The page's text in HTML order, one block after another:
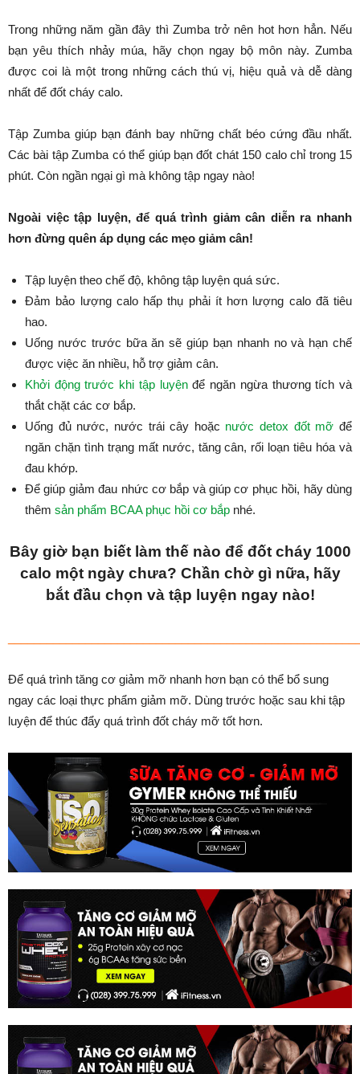
Trong những năm gần đây thì Zumba trở nên hot hơn hẳn. Nếu
bạn yêu thích nhảy múa, hãy chọn ngay bộ môn này. Zumba
được coi là một trong những cách thú vị, hiệu quả và dễ dàng
nhất để đốt cháy calo.
Tập Zumba giúp bạn đánh bay những chất béo cứng đầu nhất.
Các bài tập Zumba có thể giúp bạn đốt chát 150 calo chỉ trong 15
phút. Còn ngần ngại gì mà không tập ngay nào!
Ngoài việc tập luyện, để quá trình giảm cân diễn ra nhanh
hơn đừng quên áp dụng các mẹo giảm cân!
Tập luyện theo chế độ, không tập luyện quá sức.
Đảm bảo lượng calo hấp thụ phải ít hơn lượng calo đã tiêu
hao.
Uống nước trước bữa ăn sẽ giúp bạn nhanh no và hạn chế
được việc ăn nhiều, hỗ trợ giảm cân.
Khởi động trước khi tập luyệnđể ngăn ngừa thương tích và
thắt chặt các cơ bắp.
Uống đủ nước, nước trái cây hoặc nước detox đốt mỡ để
ngăn chặn tình trạng mất nước, tăng cân, rối loạn tiêu hóa và
đau khớp.
Để giúp giảm đau nhức cơ bắp và giúp cơ phục hồi, hãy dùng
thêm sản phẩm BCAA phục hồi cơ bắp nhé.
Bây giờ bạn biết làm thế nào để đốt cháy 1000
calo một ngày chưa? Chần chờ gì nữa, hãy
bắt đầu chọn và tập luyện ngay nào!
Để quá trình tăng cơ giảm mỡ nhanh hơn bạn có thể bổ sung
ngay các loại thực phẩm giảm mỡ. Dùng trước hoặc sau khi tập
luyện để thúc đẩy quá trình đốt cháy mỡ tốt hơn.